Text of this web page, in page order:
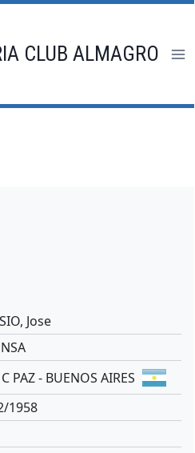
CLUB ALMAGRO
Jose
C PAZ - BUENOS AIRES
1958